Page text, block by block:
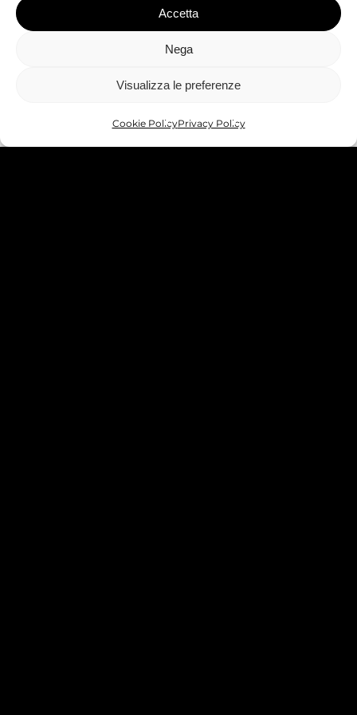
Accetta
Nega
Visualizza le preferenze
Cookie PolicyPrivacy Policy
PRIVACY POLICY WHISTLEBLOWING
Part. IVA 03141090211 | Codice SDI: